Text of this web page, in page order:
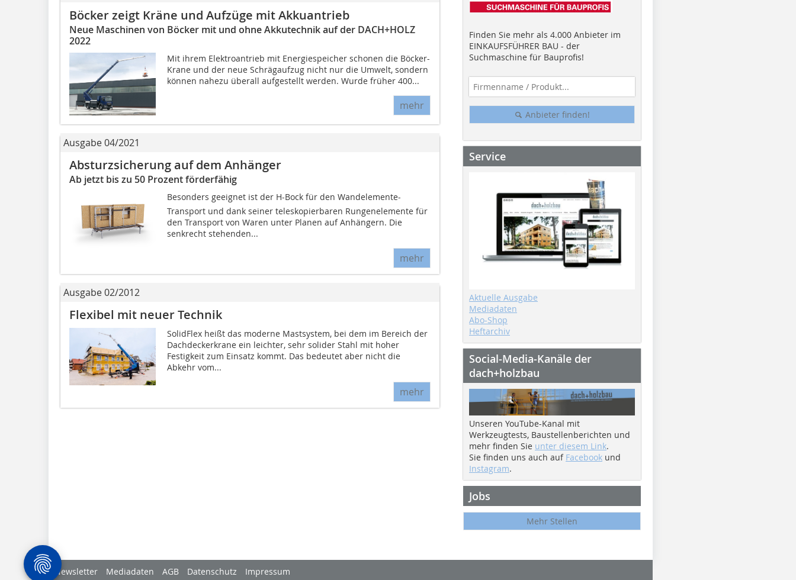
Böcker zeigt Kräne und Aufzüge mit Akkuantrieb
Neue Maschinen von Böcker mit und ohne Akkutechnik auf der DACH+HOLZ
2022
Mit ihrem Elektroantrieb mit Energiespeicher schonen die Böcker-
Krane und der neue Schrägaufzug nicht nur die Umwelt, sondern
können nahezu überall aufgestellt werden. Wurde früher 400...
mehr
Ausgabe 04/2021
Absturzsicherung auf dem Anhänger
Ab jetzt bis zu 50 Prozent förderfähig
Besonders geeignet ist der H-Bock für den Wandelemente-
Transport und dank seiner teleskopierbaren Rungenelemente für
den Transport von Waren unter Planen auf Anhängern. Die
senkrecht stehenden...
mehr
Ausgabe 02/2012
Flexibel mit neuer Technik
SolidFlex heißt das moderne Mastsystem, bei dem im Bereich der
Dachdeckerkrane ein leichter, sehr solider Stahl mit hoher
Festigkeit zum Einsatz kommt. Das bedeutet aber nicht die
Abkehr vom...
mehr
Finden Sie mehr als 4.000 Anbieter im
EINKAUFSFÜHRER BAU - der
Suchmaschine für Bauprofis!
Anbieter finden!
Service
Aktuelle Ausgabe
Mediadaten
Abo-Shop
Heftarchiv
Social-Media-Kanäle der
dach+holzbau
Unseren YouTube-Kanal mit
Werkzeugtests, Baustellenberichten und
mehr finden Sie unter diesem Link.
Sie finden uns auch auf Facebook und
Instagram.
Jobs
Mehr Stellen
Newsletter Mediadaten AGB Datenschutz Impressum